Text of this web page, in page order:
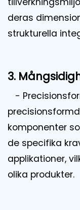
deras
strukturella
3.
-
komponenter
de specifika
applikationer,
olika produkter.